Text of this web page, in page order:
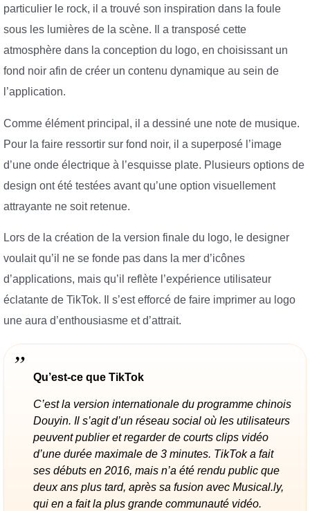
particulier le rock, il a trouvé son inspiration dans la foule
sous les lumières de la scène. Il a transposé cette
atmosphère dans la conception du logo, en choisissant un
fond noir afin de créer un contenu dynamique au sein de
l’application.
Comme élément principal, il a dessiné une note de musique.
Pour la faire ressortir sur fond noir, il a superposé l’image
d’une onde électrique à l’esquisse plate. Plusieurs options de
design ont été testées avant qu’une option visuellement
attrayante ne soit retenue.
Lors de la création de la version finale du logo, le designer
voulait qu’il ne se fonde pas dans la mer d’icônes
d’applications, mais qu’il reflète l’expérience utilisateur
éclatante de TikTok. Il s’est efforcé de faire imprimer au logo
une aura d’enthousiasme et d’attrait.
Qu’est-ce que TikTok
C’est la version internationale du programme chinois
Douyin. Il s’agit d’un réseau social où les utilisateurs
peuvent publier et regarder de courts clips vidéo
d’une durée maximale de 3 minutes. TikTok a fait
ses débuts en 2016, mais n’a été rendu public que
deux ans plus tard, après sa fusion avec Musical.ly,
qui en a fait la plus grande communauté vidéo.